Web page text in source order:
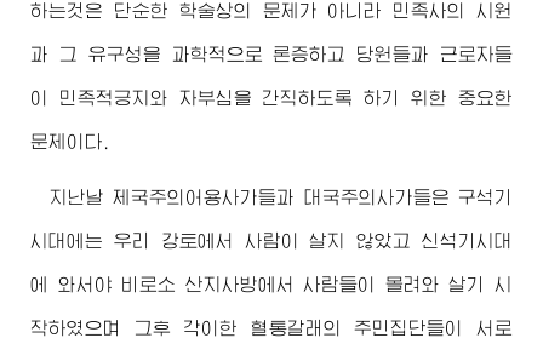
하는것은 단순한 학술상의 문제가 아니라 민족사의 시원
과 그 유구성을 과학적으로 론증하고 당원들과 근로자들
이 민족적긍지와 자부심을 간직하도록 하기 위한 중요한
문제이다.
지난날 제국주의어용사가들과 대국주의사가들은 구석기
시대에는 우리 강토에서 사람이 살지 않았고 신석기시대
에 와서야 비로소 산지사방에서 사람들이 몰려와 살기 시
작하였으며 그후 각이한 혈통갈래의 주민집단들이 서로